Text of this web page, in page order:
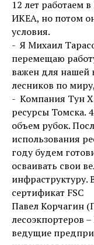
12 лет работаем
ИКЕА, но потом
условия.
- Я Михаил
перемещаю
важен для нашей
лесников по
- Компания Тун
ресурсы Томска.
объем рубок.
использования
году будем
осваивать свои
сертификат FSC
Павел Корчагин
лесоэкпортеров
ведущие